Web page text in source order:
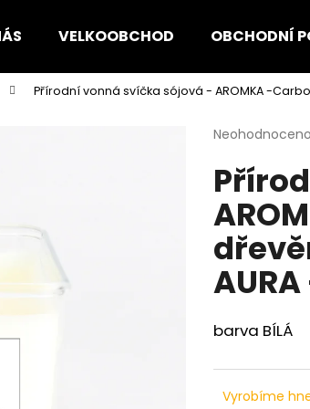
VELKOOBCHOD OBCHODNÍ
Přírodní vonná svíčka sójová - AROMKA -
Průměrné
produktu
je
0,0
z
5
hvězdiček.
Neohodnoceno
AURA
barva BÍLÁ
Vyrobíme
Co potřebujete najít?
HLEDAT